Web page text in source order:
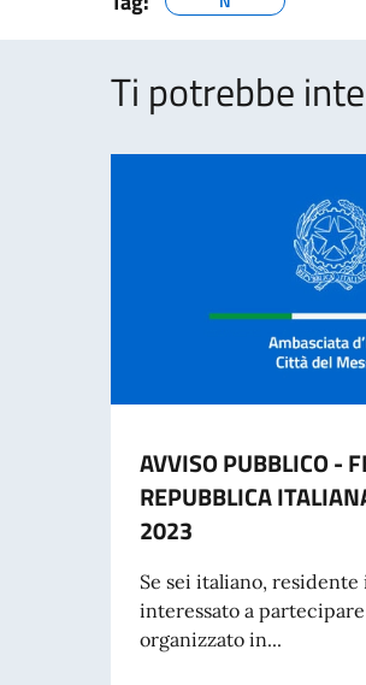
Ti potrebbe
AVVISO PUBBLICO -
REPUBBLICA
2023
Se sei italiano, residente
interessato a
organizzato in...